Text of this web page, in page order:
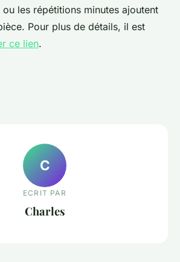
les répétitions minutes ajoutent
Pour plus de détails, il est
ce lien.
C
ECRIT PAR
Charles